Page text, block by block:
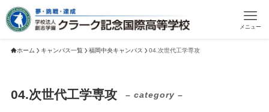
メニュー
ホーム キャンパス一覧 福岡中央キャンパス 04.次世代工学専攻
04.次世代工学専攻 – category –